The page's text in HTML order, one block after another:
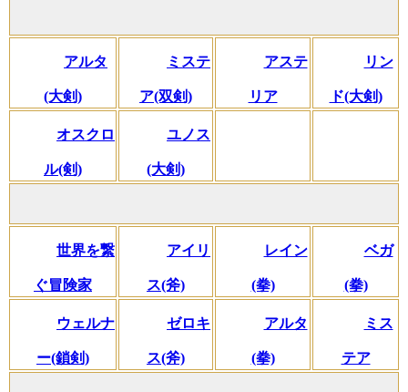
アルタ
(大剣)
ミステ
ア(双剣)
アステ
リア
リン
ド(大剣)
オスクロ
ル(剣)
ユノス
(大剣)
世界を繋
ぐ冒険家
アイリ
ス(斧)
レイン
(拳)
ベガ
(拳)
ウェルナ
ー(鎖剣)
ゼロキ
ス(斧)
アルタ
(拳)
ミス
テア